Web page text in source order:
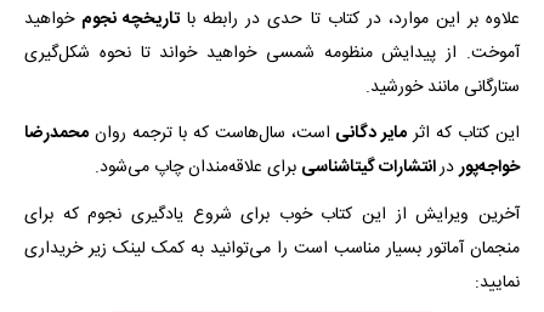
علاوه بر این موارد، در کتاب تا حدی در رابطه با تاریخچه نجوم خواهید
آموخت. از پیدایش منظومه شمسی خواهید خواند تا نحوه شکل‌گیری
ستارگانی مانند خورشید.
این کتاب که اثرمایر دگانی است، سال‌هاست که با ترجمه روانمحمدرضا
خواجه‌پوردرانتشارات گیتاشناسی برای علاقه‌مندان چاپ می‌شود.
آخرین ویرایش از این کتاب خوب برای شروع یادگیری نجوم که برای
منجمان آماتور بسیار مناسب است را می‌توانید به کمک لینک زیر خریداری
نمایید: